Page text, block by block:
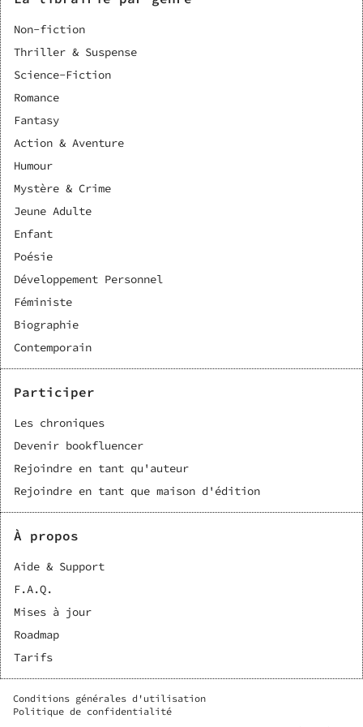
Non-fiction
Thriller & Suspense
Science-Fiction
Romance
Fantasy
Action & Aventure
Humour
Mystère & Crime
Jeune Adulte
Enfant
Poésie
Développement Personnel
Féministe
Biographie
Contemporain
Participer
Les chroniques
Devenir bookfluencer
Rejoindre en tant qu'auteur
Rejoindre en tant que maison d'édition
À propos
Aide & Support
F.A.Q.
Mises à jour
Roadmap
Tarifs
Conditions générales d'utilisation
Politique de confidentialité